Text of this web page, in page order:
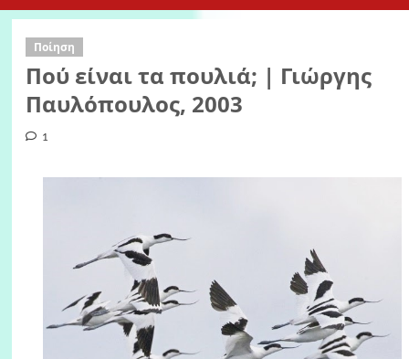
Ποίηση
Πού είναι τα πουλιά; | Γιώργης
Παυλόπουλος, 2003
1